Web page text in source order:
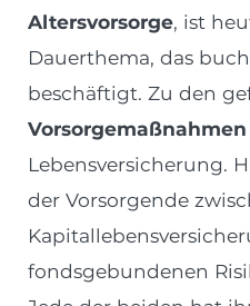
Altersvorsorge, ist
Dauerthema, das
beschäftigt. Zu den
Vorsorgemaßnahmen
Lebensversicherung.
der Vorsorgende
fondsgebundenen